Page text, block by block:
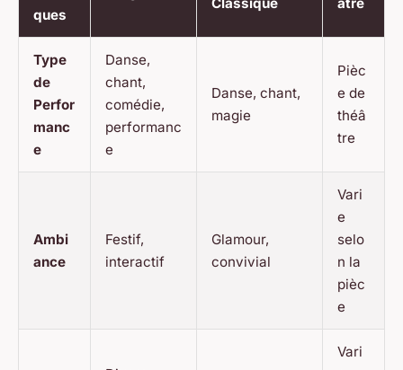
ques
Type
de
Perfor
manc
e
Danse,
chant,
comédie,
performanc
e
Danse, chant,
magie
Pièc
e de
théâ
tre
Ambi
ance
Festif,
interactif
Glamour,
convivial
Vari
e
selo
n la
pièc
e
Vari